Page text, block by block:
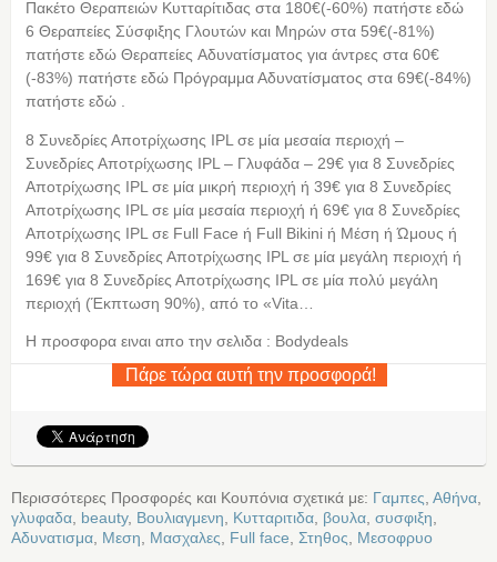
Πακέτο Θεραπειών Κυτταρίτιδας στα 180€(-60%) πατήστε εδώ
6 Θεραπείες Σύσφιξης Γλουτών και Μηρών στα 59€(-81%)
πατήστε εδώ Θεραπείες Αδυνατίσματος για άντρες στα 60€
(-83%) πατήστε εδώ Πρόγραμμα Αδυνατίσματος στα 69€(-84%)
πατήστε εδώ .
8 Συνεδρίες Αποτρίχωσης IPL σε μία μεσαία περιοχή –
Συνεδρίες Αποτρίχωσης IPL – Γλυφάδα – 29€ για 8 Συνεδρίες
Αποτρίχωσης IPL σε μία μικρή περιοχή ή 39€ για 8 Συνεδρίες
Αποτρίχωσης IPL σε μία μεσαία περιοχή ή 69€ για 8 Συνεδρίες
Αποτρίχωσης IPL σε Full Face ή Full Bikini ή Μέση ή Ώμους ή
99€ για 8 Συνεδρίες Αποτρίχωσης IPL σε μία μεγάλη περιοχή ή
169€ για 8 Συνεδρίες Αποτρίχωσης IPL σε μία πολύ μεγάλη
περιοχή (Έκπτωση 90%), από το «Vita…
Η προσφορα ειναι απο την σελιδα : Bodydeals
Πάρε τώρα αυτή την προσφορά!
Περισσότερες Προσφορές και Κουπόνια σχετικά με: Γαμπες Αθήνα
γλυφαδα beauty, Βουλιαγμενη Κυτταριτιδα βουλα συσφιξη
Αδυνατισμα Μεση Μασχαλες Full face Στηθος
Μεσοφρυο